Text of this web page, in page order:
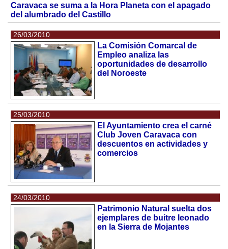
Caravaca se suma a la Hora Planeta con el apagado
del alumbrado del Castillo
26/03/2010
La Comisión Comarcal de
Empleo analiza las
oportunidades de desarrollo
del Noroeste
25/03/2010
El Ayuntamiento crea el carné
Club Joven Caravaca con
descuentos en actividades y
comercios
24/03/2010
Patrimonio Natural suelta dos
ejemplares de buitre leonado
en la Sierra de Mojantes